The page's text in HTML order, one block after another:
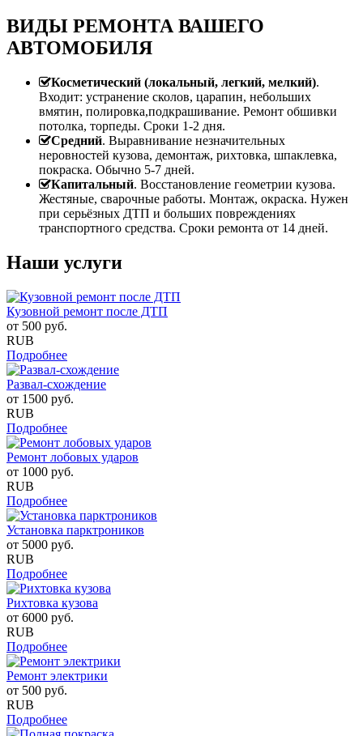
ВИДЫ РЕМОНТА ВАШЕГО
АВТОМОБИЛЯ
Косметический (локальный, легкий, мелкий).
Входит: устранение сколов, царапин, небольших
вмятин, полировка,подкрашивание. Ремонт обшивки
потолка, торпеды. Сроки 1-2 дня.
Средний. Выравнивание незначительных
неровностей кузова, демонтаж, рихтовка, шпаклевка,
покраска. Обычно 5-7 дней.
Капитальный. Восстановление геометрии кузова.
Жестяные, сварочные работы. Монтаж, окраска. Нужен
при серьёзных ДТП и больших повреждениях
транспортного средства. Сроки ремонта от 14 дней.
Наши услуги
Кузовной ремонт после ДТП
от 500 руб.
RUB
Подробнее
Развал-схождение
от 1500 руб.
RUB
Подробнее
Ремонт лобовых ударов
от 1000 руб.
RUB
Подробнее
Установка парктроников
от 5000 руб.
RUB
Подробнее
Рихтовка кузова
от 6000 руб.
RUB
Подробнее
Ремонт электрики
от 500 руб.
RUB
Подробнее